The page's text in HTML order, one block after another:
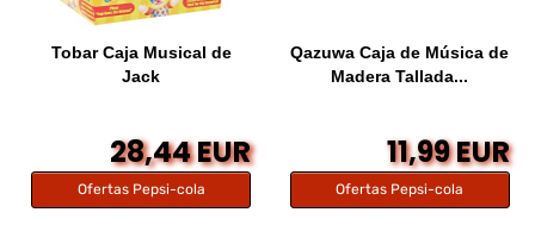
Tobar Caja Musical de
Jack
28,44 EUR
Ofertas Pepsi-cola
Qazuwa Caja de Música de
Madera Tallada...
11,99 EUR
Ofertas Pepsi-cola